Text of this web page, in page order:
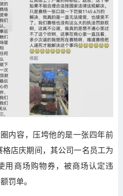
内容，压垮他的是一张四年前
格店庆期间，其公司一名员工为
用商场购物券，被商场认定违
罚单。